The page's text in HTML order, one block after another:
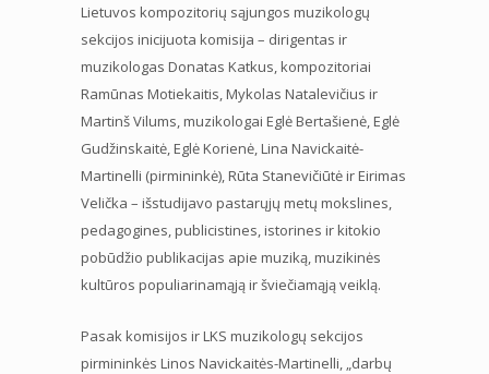
Lietuvos kompozitorių sąjungos muzikologų
sekcijos inicijuota komisija – dirigentas ir
muzikologas Donatas Katkus, kompozitoriai
Ramūnas Motiekaitis, Mykolas Natalevičius ir
Martinš Vilums, muzikologai Eglė Bertašienė, Eglė
Gudžinskaitė, Eglė Korienė, Lina Navickaitė-
Martinelli (pirmininkė), Rūta Stanevičiūtė ir Eirimas
Velička – išstudijavo pastarųjų metų mokslines,
pedagogines, publicistines, istorines ir kitokio
pobūdžio publikacijas apie muziką, muzikinės
kultūros populiarinamąją ir šviečiamąją veiklą.
Pasak komisijos ir LKS muzikologų sekcijos
pirmininkės Linos Navickaitės-Martinelli, „darbų